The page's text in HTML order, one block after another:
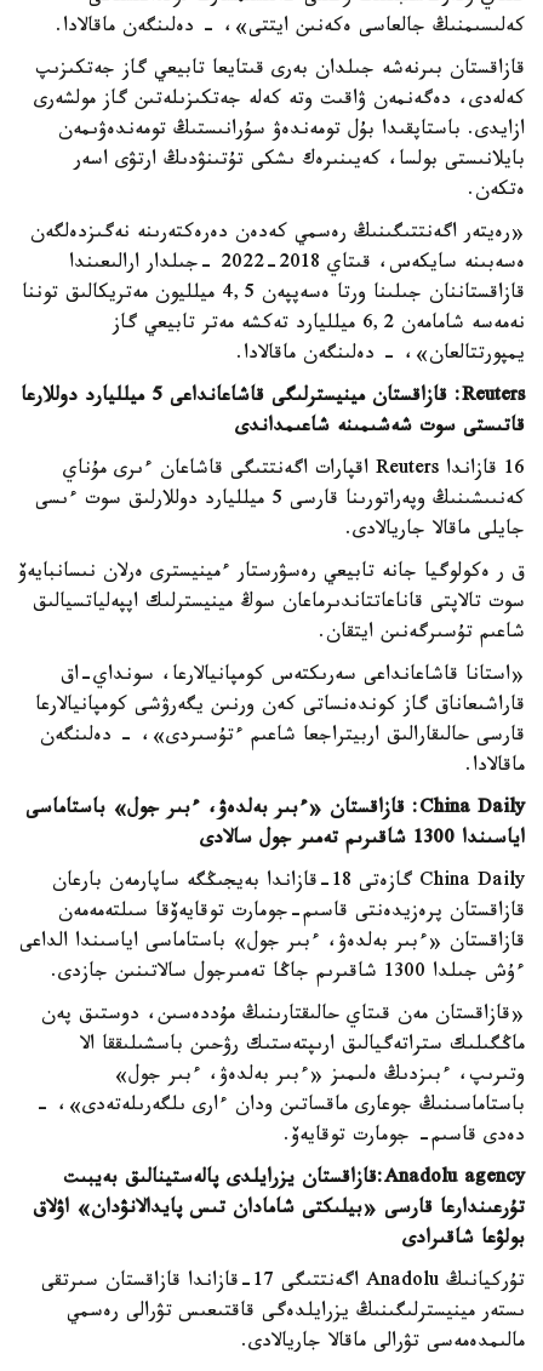
كەلىسىمنىڭ جالعاسى ەكەنىن ايتتى»، - دەلىنگەن ماقالادا.
قازاقستان بىرنەشە جىلدان بەرى قىتايعا تابيعي گاز جەتكىزىپ
كەلەدى، دەگەنمەن ۋاقىت وتە كەلە جەتكىزىلەتىن گاز مولشەرى
ازايدى. باستاپقىدا بۇل تومەندەۋ سۇرانىستىڭ تومەندەۋىمەن
بايلانىستى بولسا، كەيىنىرەك ىشكى تۇتىنۋدىڭ ارتۋى اسەر
ەتكەن.
«رەيتەر اگەنتتىگىنىڭ رەسمي كەدەن دەرەكتەرىنە نەگىزدەلگەن
ەسەبىنە سايكەس، قىتاي 2018-2022 -جىلدار ارالىعىندا
قازاقستاننان جىلىنا ورتا ەسەپپەن 4,5 ميلليون مەتريكالىق توننا
نەمەسە شامامەن 6,2 ميلليارد تەكشە مەتر تابيعي گاز
يمپورتتالعان»، - دەلىنگەن ماقالادا.
Reuters: قازاقستان مينيسترلىگى قاشاعانداعى 5 ميلليارد دوللارعا
قاتىستى سوت شەشىمىنە شاعىمداندى
16 قازاندا Reuters اقپارات اگەنتتىگى قاشاعان ءىرى مۇناي
كەنىىشىنىڭ وپەراتورىنا قارسى 5 ميلليارد دوللارلىق سوت ءىسى
جايلى ماقالا جاريالادى.
ق ر ەكولوگيا جانە تابيعي رەسۋرستار ءمينيسترى ەرلان نىسانبايەۆ
سوت تالاپتى قاناعاتتاندىرماعان سوڭ مينيسترلىك اپپەلياتسيالىق
شاعىم تۇسىرگەنىن ايتقان.
«استانا قاشاعانداعى سەرىكتەس كومپانيالارعا، سونداي-اق
قاراشىعاناق گاز كوندەنساتى كەن ورنىن يگەرۋشى كومپانيالارعا
قارسى حالىقارالىق اربيتراجعا شاعىم ءتۇسىردى»، - دەلىنگەن
ماقالادا.
China Daily: قازاقستان «ءبىر بەلدەۋ، ءبىر جول» باستاماسى
اياسىندا 1300 شاقىرىم تەمىر جول سالادى
China Daily گازەتى 18-قازاندا بەيجىڭگە ساپارمەن بارعان
قازاقستان پرەزيدەنتى قاسىم-جومارت توقايەۆقا سىلتەمەمەن
قازاقستان «ءبىر بەلدەۋ، ءبىر جول» باستاماسى اياسىندا الداعى
ءۇش جىلدا 1300 شاقىرىم جاڭا تەمىرجول سالاتىنىن جازدى.
«قازاقستان مەن قىتاي حالىقتارىنىڭ مۇددەسىن، دوستىق پەن
ماڭگىلىك ستراتەگيالىق ارىپتەستىك رۋحىن باسشىلىققا الا
وتىرىپ، ءبىزدىڭ ەلىمىز «ءبىر بەلدەۋ، ءبىر جول»
باستاماسىنىڭ جوعارى ماقساتىن ودان ءارى ىلگەرىلەتەدى»، -
دەدى قاسىم- جومارت توقايەۆ.
Anadolu agency:قازاقستان يزرايلدى پالەستينالىق بەيبىت
تۇرعىندارعا قارسى «بيلىكتى شامادان تىس پايدالانۋدان» اۋلاق
بولۋعا شاقىرادى
تۇركيانىڭ Anadolu اگەنتتىگى 17-قازاندا قازاقستان سىرتقى
ىستەر مينيسترلىگىنىڭ يزرايلدەگى قاقتىعىس تۋرالى رەسمي
مالىمدەمەسى تۋرالى ماقالا جاريالادى.